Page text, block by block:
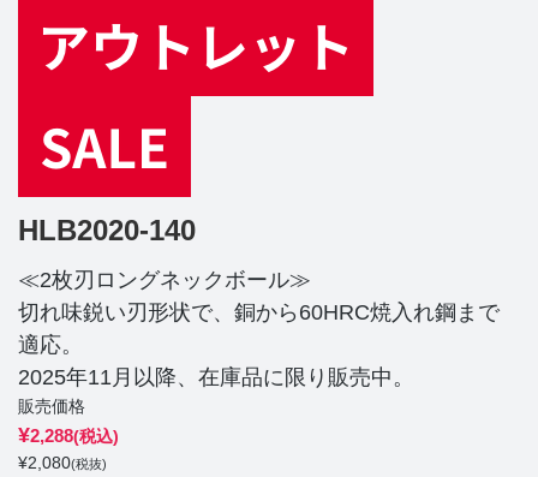
HLB2020-140
≪2枚刃ロングネックボール≫
切れ味鋭い刃形状で、銅から60HRC焼入れ鋼まで
適応。
2025年11月以降、在庫品に限り販売中。
販売価格
¥2,288(税込)
¥2,080(税抜)